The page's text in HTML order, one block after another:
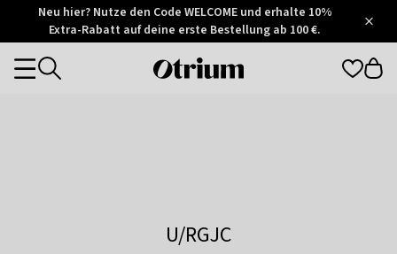
Otrium
Trustpilot
Neu hier? Nutze den Code WELCOME und erhalte 10%
Extra-Rabatt auf deine erste Bestellung ab 100 €.
Otrium
Categories
U/RGJC